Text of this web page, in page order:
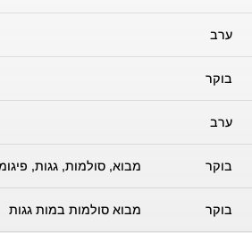
ערב
בוקר
ערב
בוקר מבוא, סולמות, גגות,
בוקר מבוא סולמות במות גגות